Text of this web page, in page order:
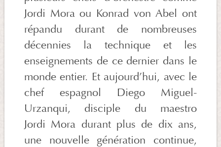
Jordi Mora ou Konrad von Abel ont
répandu durant de nombreuses
décennies la technique et les
enseignements de ce dernier dans le
monde entier. Et aujourd’hui, avec le
chef espagnol Diego Miguel-
Urzanqui, disciple du maestro
Jordi Mora durant plus de dix ans,
une nouvelle génération continue,